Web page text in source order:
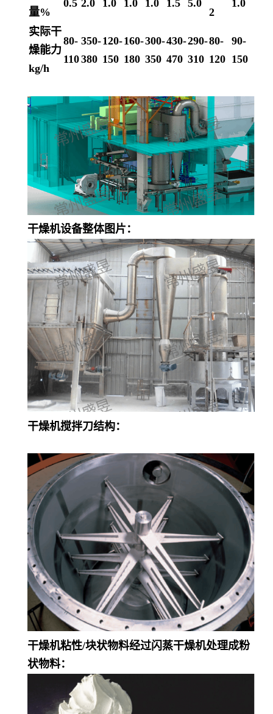
量%
0.5 2.0 1.0 1.0 1.0 1.5 5.0
2
1.0
实际干
燥能力
kg/h
80-
110
350-
380
120-
150
160-
180
300-
350
430-
470
290-
310
80-
120
90-
150
干燥机设备整体图片：
干燥机搅拌刀结构：
干燥机粘性/块状物料经过闪蒸干燥机处理成粉
状物料：